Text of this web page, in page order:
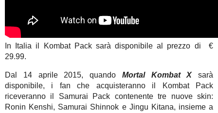
In Italia il Kombat Pack sarà disponibile al prezzo di €
29.99.
Dal 14 aprile 2015, quando Mortal Kombat X sarà
disponibile, i fan che acquisteranno il Kombat Pack
riceveranno il Samurai Pack contenente tre nuove skin:
Ronin Kenshi, Samurai Shinnok e Jingu Kitana, insieme a